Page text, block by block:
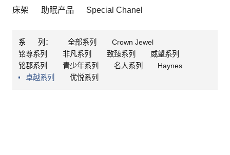
床架 助眠产品 Special Chanel
系 列： 全部系列
Crown Jewel
铭尊系列
非凡系列 致臻系列
威望系列
铭郡系列
青少年系列 名人系列
Haynes
卓越系列
优悦系列